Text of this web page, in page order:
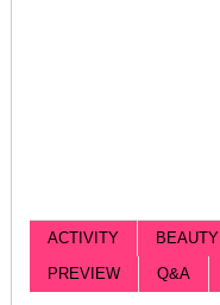
ACTIVITY BEAUTY
PREVIEW
Q&A